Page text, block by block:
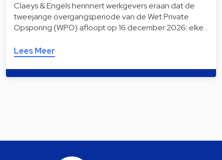
Claeys & Engels herinnert werkgevers eraan dat de
tweejarige overgangsperiode van de Wet Private
Opsporing (WPO) afloopt op 16 december 2026: elke…
Lees Meer